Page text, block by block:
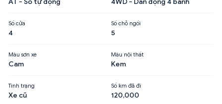
AT - Số tự động 4WD - Dẫn động 4 bánh
Số cửa
4
Số chỗ ngồi
5
Màu sơn xe
Cam
Màu nội thất
Kem
Tình trạng
Xe cũ
Số km đã đi
120,000